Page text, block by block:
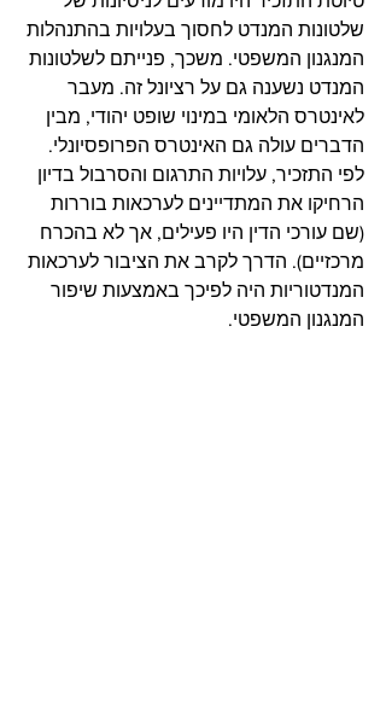
שלטונות המנדט לחסוך בעלויות בהתנהלות
המנגנון המשפטי. משכך, פנייתם לשלטונות
המנדט נשענה גם על רציונל זה. מעבר
לאינטרס הלאומי במינוי שופט יהודי, מבין
הדברים עולה גם האינטרס הפרופסיונלי.
לפי התזכיר, עלויות התרגום והסרבול בדיון
הרחיקו את המתדיינים לערכאות בוררות
(שם עורכי הדין היו פעילים, אך לא בהכרח
מרכזיים). הדרך לקרב את הציבור לערכאות
המנדטוריות היה לפיכך באמצעות שיפור
המנגנון המשפטי.